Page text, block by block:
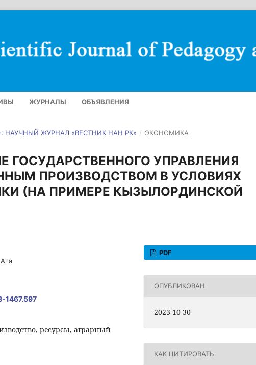
ЖУРНАЛЫ ОБЪЯВЛЕНИЯ
НАУЧНЫЙ ЖУРНАЛ «ВЕСТНИК НАН РК» / ЭКОНОМИКА
ГОСУДАРСТВЕННОГО УПРАВЛЕНИЯ
ПРОИЗВОДСТВОМ В УСЛОВИЯХ
(НА ПРИМЕРЕ КЫЗЫЛОРДИНСКОЙ
1467.597
ресурсы, аграрный
PDF
ОПУБЛИКОВАН
2023-10-30
КАК ЦИТИРОВАТЬ